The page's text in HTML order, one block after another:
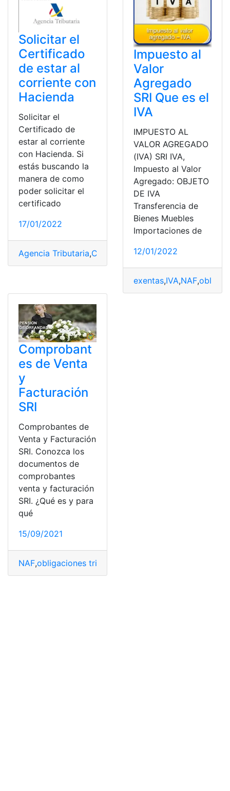
Solicitar el
Certificado
de estar al
corriente con
Hacienda
Solicitar el
Certificado de
estar al corriente
con Hacienda. Si
estás buscando la
manera de como
poder solicitar el
certificado
17/01/2022
Agencia Tributaria,Certificados,España,Hacienda
Impuesto al
Valor
Agregado
SRI Que es el
IVA
IMPUESTO AL
VALOR AGREGADO
(IVA) SRI IVA,
Impuesto al Valor
Agregado: OBJETO
DE IVA
Transferencia de
Bienes Muebles
Importaciones de
12/01/2022
exentas,IVA,NAF,
Comprobant
es de Venta
y
Facturación
SRI
Comprobantes de
Venta y Facturación
SRI. Conozca los
documentos de
comprobantes
venta y facturación
SRI. ¿Qué es y para
qué
15/09/2021
NAF,obligaciones tributarias